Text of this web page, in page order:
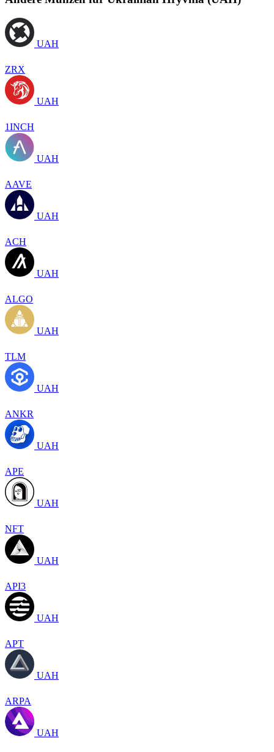
UAH
ZRX
UAH
1INCH
UAH
AAVE
UAH
ACH
UAH
ALGO
UAH
TLM
UAH
ANKR
UAH
APE
UAH
NFT
UAH
API3
UAH
APT
UAH
ARPA
UAH